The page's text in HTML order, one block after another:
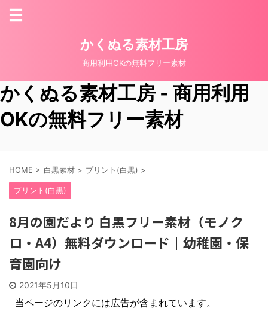
かくぬる素材工房
商用利用OKの無料フリー素材
かくぬる素材工房 - 商用利用
OKの無料フリー素材
HOME > 白黒素材 > プリント(白黒) >
プリント(白黒)
8月の園だより 白黒フリー素材（モノク
ロ・A4）無料ダウンロード｜幼稚園・保
育園向け
2021年5月10日
当ページのリンクには広告が含まれています。